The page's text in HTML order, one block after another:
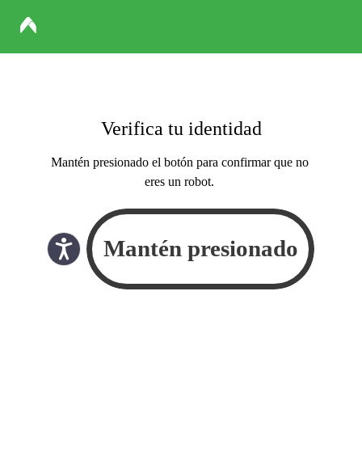
Verifica tu identidad
Mantén presionado el botón para confirmar que no
eres un robot.